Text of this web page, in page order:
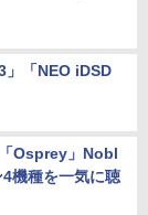
「NEO iDSD
Osprey」Nobl
機種を一気に聴